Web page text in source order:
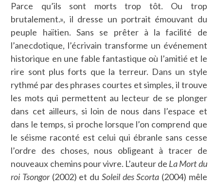
Parce qu’ils sont morts trop tôt. Ou trop
brutalement.», il dresse un portrait émouvant du
peuple haïtien. Sans se prêter à la facilité de
l’anecdotique, l’écrivain transforme un événement
historique en une fable fantastique où l’amitié et le
rire sont plus forts que la terreur. Dans un style
rythmé par des phrases courtes et simples, il trouve
les mots qui permettent au lecteur de se plonger
dans cet ailleurs, si loin de nous dans l’espace et
dans le temps, si proche lorsque l’on comprend que
le séisme raconté est celui qui ébranle sans cesse
l’ordre des choses, nous obligeant à tracer de
nouveaux chemins pour vivre. L’auteur de La Mort du
roi Tsongor (2002) et du Soleil des Scorta (2004) mêle